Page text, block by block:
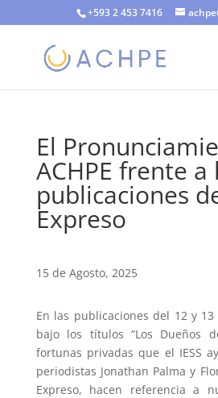
+593 2 453 7416
El
ACHPE frente a
publicaciones
Expreso
15 de Agosto, 2025
En las publicaciones del 12 y
bajo los títulos “Los Dueños
fortunas privadas que el IESS
periodistas Jonathan Palma y
Expreso, hacen referencia a